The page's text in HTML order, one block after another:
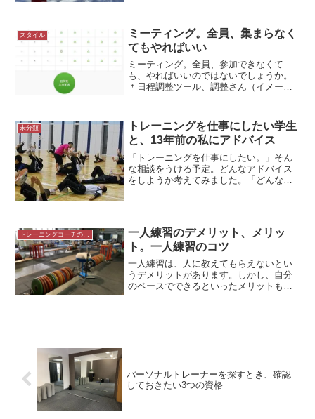
れをしてきましょう。＊この板も今週中
にお手入れの予定すぐに...
スタイル
ミーティング。全員、集まらなく
てもやればいい
ミーティング。全員、参加できなくて
も、やればいいのではないでしょうか。
＊日程調整ツール、調整さん（イメー
員、ちがう都道府県にいるので、Zoomで
の開催です。候補日と時間...
未分類
トレーニングを仕事にしたい学生
と、13年前の私にアドバイス
「トレーニングを仕事にしたい。」そん
な相談をうける予定。どんなアドバイス
をしようか考えてみました。「どんなこ
る。調べたら、金沢には大崎...
一人練習のデメリット、メリッ
ト。一人練習のコツ
一人練習は、人に教えてもらえないとい
うデメリットがあります。しかし、自分
のペースでできるといったメリットも。
パーソナルトレーナーを探すとき、確認
しておきたい3つの資格